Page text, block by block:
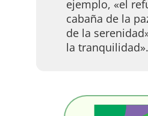
ejemplo, «el
cabaña de la
de la
la tranquilidad».